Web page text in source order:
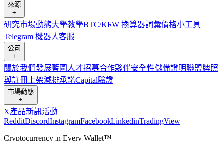
來源
+
研究市場動態大學教學BTC/KRW 換算器詞彙價格小工具
Telegram 機器人客服
公司
+
關於我們發展藍圖 人才招募合作夥伴安全性儲備證明聯盟牌照
與註冊 上架減排承諾Capital驗證
市場動態
+
X產品新訊活動
RedditDiscordInstagramFacebookLinkedinTradingView
Cryptocurrency in Every Wallet™